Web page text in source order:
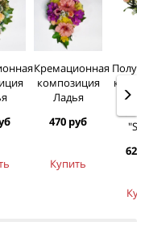
Кремационная
композиция
Ладья
470 руб
Купить
620